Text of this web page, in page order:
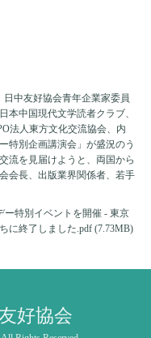
中友好協会青年企業家委員
本中国現代文学読者クラブ、
法人東方文化交流協会、内
特別企画講演会」が盛況のう
流を見届けようと、両国から
会長、出版業界関係者、若手
ー特別イベントを開催 - 東京
に終了しました.pdf (7.73MB)
好協会